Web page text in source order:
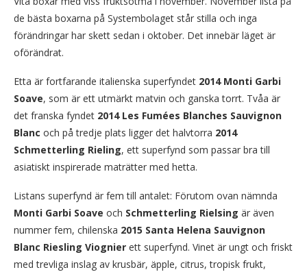
de bästa boxarna på Systembolaget står stilla och inga
förändringar har skett sedan i oktober. Det innebär läget är
oförändrat.
Etta är fortfarande italienska superfyndet 2014 Monti Garbi
Soave, som är ett utmärkt matvin och ganska torrt. Tvåa är
det franska fyndet 2014 Les Fumées Blanches Sauvignon
Blanc och på tredje plats ligger det halvtorra 2014
Schmetterling Rieling, ett superfynd som passar bra till
asiatiskt inspirerade maträtter med hetta.
Listans superfynd är fem till antalet: Förutom ovan nämnda
Monti Garbi Soave och Schmetterling Rielsing är även
nummer fem, chilenska 2015 Santa Helena Sauvignon
Blanc Riesling Viognier ett superfynd. Vinet är ungt och friskt
med trevliga inslag av krusbär, äpple, citrus, tropisk frukt,